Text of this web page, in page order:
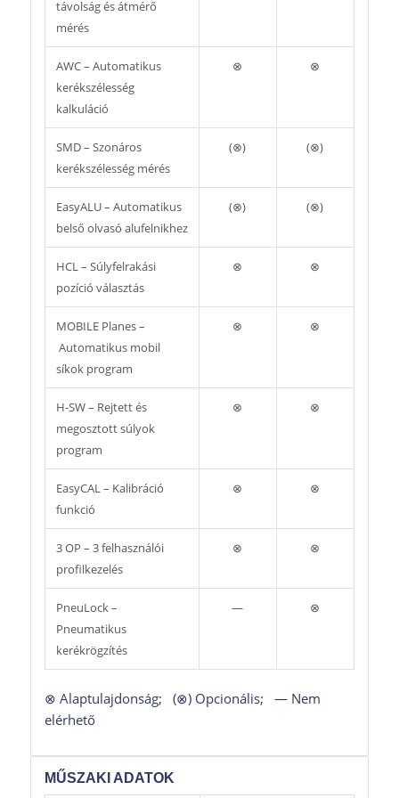
távolság és átmérő
mérés
AWC – Automatikus
kerékszélesség
kalkuláció
⊗ ⊗
SMD – Szonáros
kerékszélesség mérés
(⊗) (⊗)
EasyALU – Automatikus
belső olvasó alufelnikhez
(⊗) (⊗)
HCL – Súlyfelrakási
pozíció választás
⊗ ⊗
MOBILE Planes –
Automatikus mobil
síkok program
⊗ ⊗
H-SW – Rejtett és
megosztott súlyok
program
⊗ ⊗
EasyCAL – Kalibráció
funkció
⊗ ⊗
3 OP – 3 felhasználói
profilkezelés
⊗ ⊗
PneuLock –
Pneumatikus
kerékrögzítés
— ⊗
⊗ Alaptulajdonság; (⊗) Opcionális; — Nem
elérhető
MŰSZAKI ADATOK